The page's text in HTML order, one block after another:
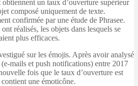
un taux d’ouverture supérieur
composé uniquement de texte.
confirmée par une étude de Phrasee.
réalisés, les objets dans lesquels se
plus efficaces.
sur les émojis. Après avoir analysé
mails et push notifications) entre 2017
fois que le taux d’ouverture est
une émoticône.